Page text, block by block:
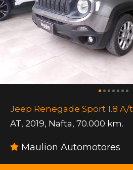
Jeep Renegade Sport 1.8 A/t
AT, 2019, Nafta, 70.000 km.
Maulion Automotores